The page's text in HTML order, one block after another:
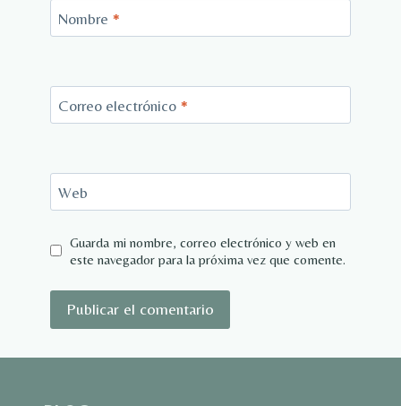
Nombre *
Correo electrónico *
Web
Guarda mi nombre, correo electrónico y web en
este navegador para la próxima vez que comente.